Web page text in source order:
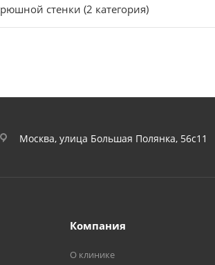
стенки (2 категория)
Москва, улица Большая Полянка, 56с11
Компания
О клинике